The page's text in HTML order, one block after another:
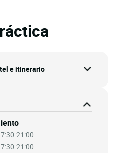
e itinerario
21:00
21:00